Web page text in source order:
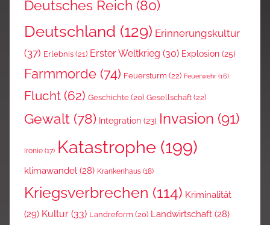
Deutsches Reich (80)
Deutschland (129) Erinnerungskultur
(37) Erlebnis (21) Erster Weltkrieg (30) Explosion (25)
Farmmorde (74) Feuersturm (22) Feuerwehr (16)
Flucht (62) Geschichte (20) Gesellschaft(22)
Gewalt (78) Integration (23) Invasion (91)
Ironie (17) Katastrophe (199)
klimawandel (28) Krankenhaus (18)
Kriegsverbrechen (114) Kriminalität
(29) Kultur (33) Landreform (20) Landwirtschaft (28)